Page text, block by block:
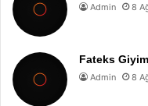
Admin 8
Fateks Giyim
Admin 8